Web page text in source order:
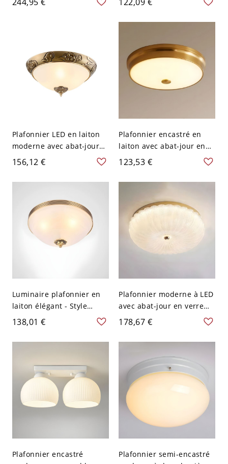
verre pour usage
jour en verre blanc - 110
V-120 V 2
Plafonnier LED en laiton
moderne avec abat-jour
en verre blanc - 110 V-120
V 30,48 cm Style 1
156,12 €
Plafonnier encastré en
laiton avec abat-jour en
verre blanc pour
résidences de style
moderne - 110 V-120 V
123,53 €
Luminaire plafonnier en
laiton élégant - Style
traditionnel, abat-jour en
verre blanc - Plafonnier
110 V-120 V 30,48 cm
138,01 €
Plafonnier moderne à LED
avec abat-jour en verre
blanc encastré en cercle -
110 V-120 V 40,64 cm
Acier
178,67 €
Plafonnier encastré
Plafonnier semi-encastré